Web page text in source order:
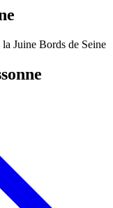
la Juine Bords de Seine